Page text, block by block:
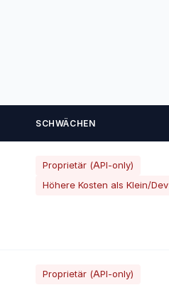
SCHWÄCHEN
Proprietär (API-only)
Höhere Kosten als Klein/Dev
Proprietär (API-only)